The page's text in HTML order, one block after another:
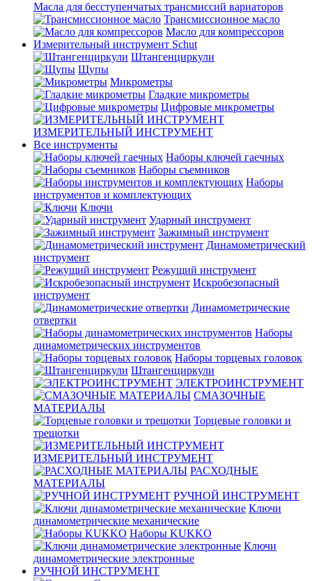
Масла для бесступенчатых трансмиссий вариаторов
Трансмиссионное масло
Масло для компрессоров
Измерительный инструмент Schut
Штангенциркули
Щупы
Микрометры
Гладкие микрометры
Цифровые микрометры
ИЗМЕРИТЕЛЬНЫЙ ИНСТРУМЕНТ
Все инструменты
Наборы ключей гаечных
Наборы съемников
Наборы
инструментов и комплектующих
Ключи
Ударный инструмент
Зажимный инструмент
Динамометрический
инструмент
Режущий инструмент
Искробезопасный
инструмент
Динамометрические
отвертки
Наборы
динамометрических инструментов
Наборы торцевых головок
Штангенциркули
ЭЛЕКТРОИНСТРУМЕНТ
СМАЗОЧНЫЕ
МАТЕРИАЛЫ
Торцевые головки и
трещотки
ИЗМЕРИТЕЛЬНЫЙ ИНСТРУМЕНТ
РАСХОДНЫЕ
МАТЕРИАЛЫ
РУЧНОЙ ИНСТРУМЕНТ
Ключи
динамометрические механические
Наборы KUKKO
Ключи
динамометрические электронные
РУЧНОЙ ИНСТРУМЕНТ